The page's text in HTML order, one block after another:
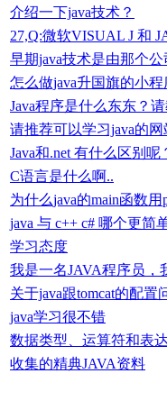
介绍一下java技术？
27,Q:微软VISUAL J 和
早期java技术是由那个公
怎么做java升国旗的小程
Java程序是什么东东？
请推荐可以学习java的
Java和.net 有什么区别呢
C语言是什么啊..
为什么java的main函数用
java 与 c++ c# 哪个更简
学习态度
我是一名JAVA程序员，
关于java跟tomcat的配置
java学习很不错
数据类型、运算符和表
收集的精典JAVA资料